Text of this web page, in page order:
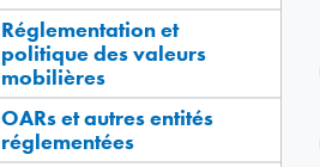
Réglementation et
politique des valeurs
mobilières
OARs et autres entités
réglementées